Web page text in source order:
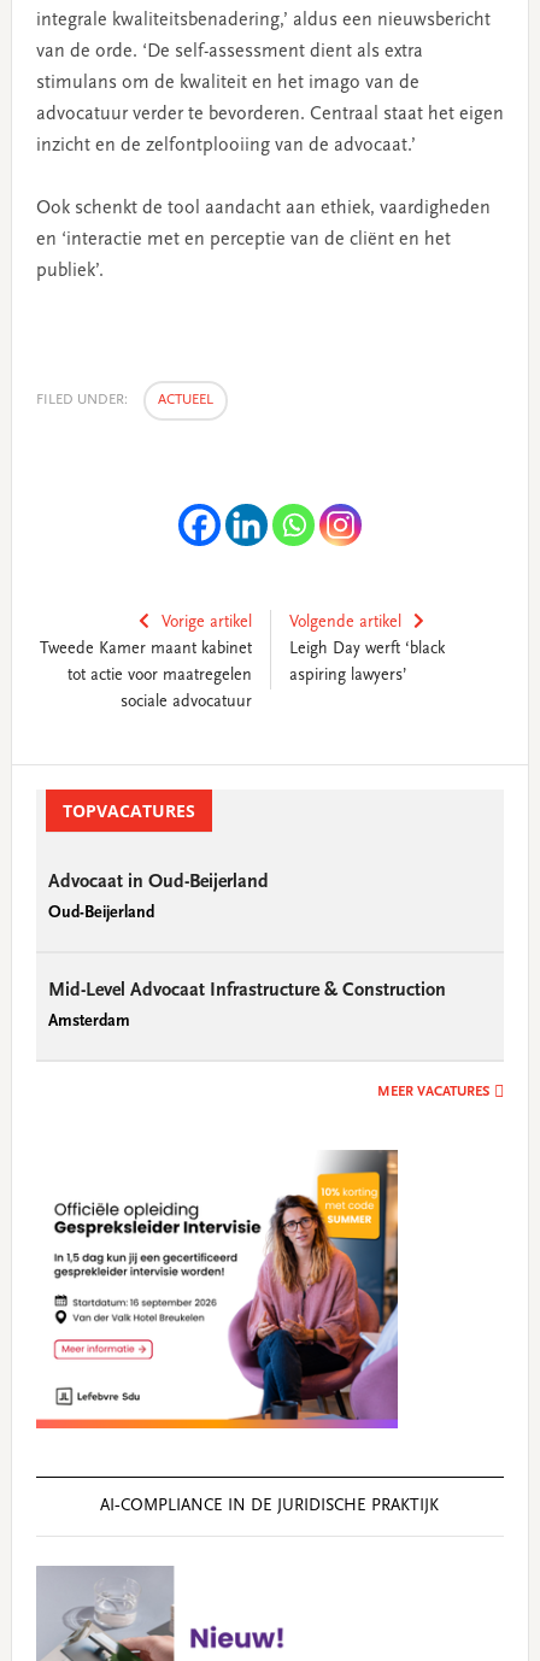
integrale kwaliteitsbenadering,’ aldus een nieuwsbericht
van de orde. ‘De self-assessment dient als extra
stimulans om de kwaliteit en het imago van de
advocatuur verder te bevorderen. Centraal staat het eigen
inzicht en de zelfontplooiing van de advocaat.’
Ook schenkt de tool aandacht aan ethiek, vaardigheden
en ‘interactie met en perceptie van de cliënt en het
publiek’.
FILED UNDER: ACTUEEL
Vorige artikel
Tweede Kamer maant kabinet
tot actie voor maatregelen
sociale advocatuur
Volgende artikel
Leigh Day werft ‘black
aspiring lawyers’
SidebarTOPVACATURES
Advocaat in Oud-Beijerland
Oud-Beijerland
Mid-Level Advocaat Infrastructure & Construction
Amsterdam
MEER VACATURES
AI‑COMPLIANCE IN DE JURIDISCHE PRAKTIJK